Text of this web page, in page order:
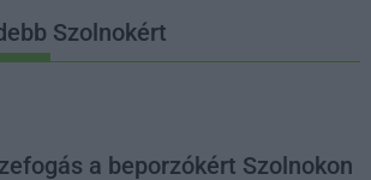
Szolnokért
a beporzókért Szolnokon